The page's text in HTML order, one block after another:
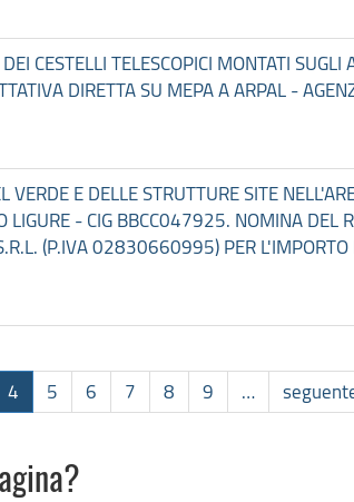
TELESCOPICI MONTATI SUGLI
DIRETTA SU MEPA A ARPAL -
E DELLE STRUTTURE SITE
- CIG BBCC047925. NOMINA DEL
(P.IVA 02830660995) PER
4 5 6 7 8 9 …